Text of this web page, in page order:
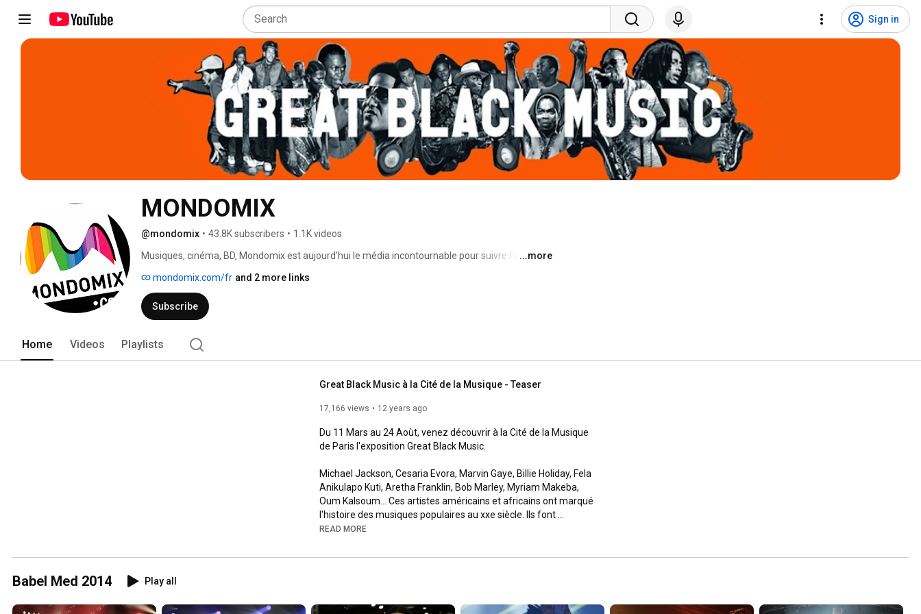
Sign in
MONDOMIX
@mondomix • 43.8K subscribers • 1.1K videos
Musiques, cinéma, BD, Mondomix est aujourd'hui le média incontournable pour suivre l'actualité
vous faire découvrir des artistes d'avenir et vous faire vibrer aux sons d'hier et d'aujourd'hui.
...more
mondomix.com/fr and 2 more links
Subscribe
Home Videos Playlists
Great Black Music à la Cité de la Musique - Teaser
17,166 views 12 years ago
Du 11 Mars au 24 Aoùt, venez découvrir à la Cité de la Musique
de Paris l'exposition Great Black Music.
Michael Jackson, Cesaria Evora, Marvin Gaye, Billie Holiday, Fela
Anikulapo Kuti, Aretha Franklin, Bob Marley, Myriam Makeba,
Oum Kalsoum... Ces artistes américains et africains ont marqué
l'histoire des musiques populaires au xxe siècle. Ils font
aujourd'hui partie d'un patrimoine commun, bien au-delà des
fleuve Congo à Congo Square, de la jungle de Harlem au bitume
sens à l'expression de « musique » noire. - Musiques, cinéma,
READ MORE
Babel Med 2014 Play all